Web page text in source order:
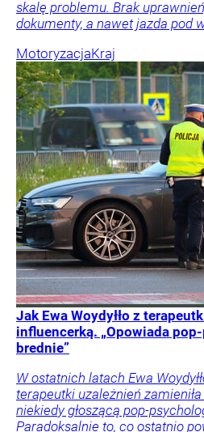
skalę problemu. Brak
dokumenty, a nawet jazda pod
MotoryzacjaKraj
Jak Ewa Woydyłło z
influencerką. „Opowiada
brednie”
W ostatnich latach Ewa
terapeutki uzależnień
niekiedy głoszącą pop-
Paradoksalnie to, co ostatnio